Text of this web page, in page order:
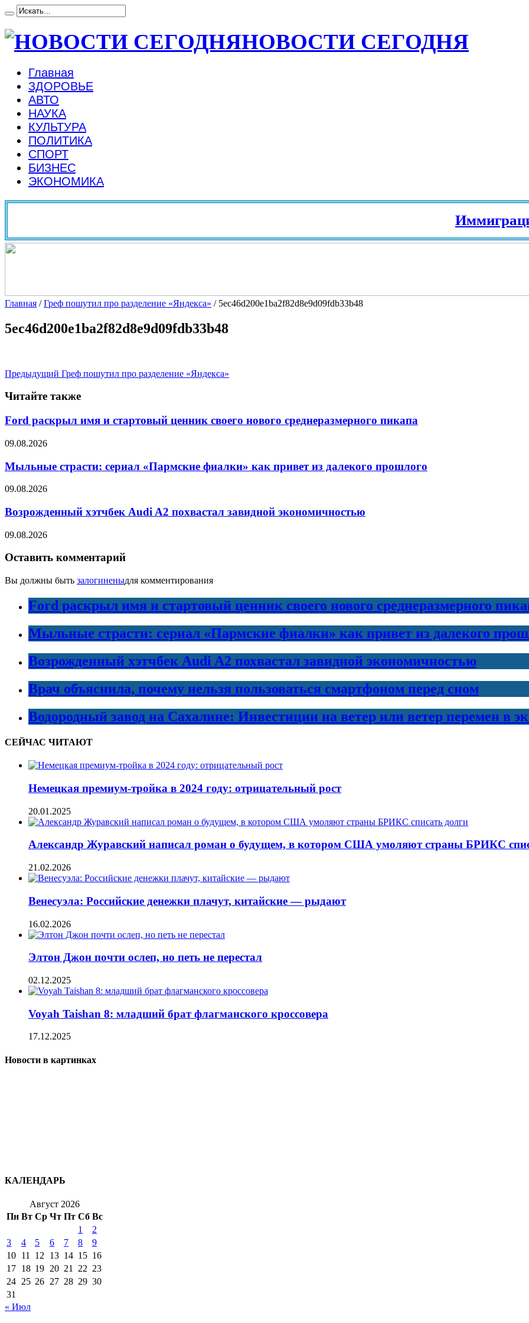
НОВОСТИ СЕГОДНЯ
Главная
ЗДОРОВЬЕ
АВТО
НАУКА
КУЛЬТУРА
ПОЛИТИКА
СПОРТ
БИЗНЕС
ЭКОНОМИКА
Иммиграция
Главная /Греф пошутил про разделение «Яндекса» / 5ec46d200e1ba2f82d8e9d09fdb33b48
5ec46d200e1ba2f82d8e9d09fdb33b48
Предыдущий Греф пошутил про разделение «Яндекса»
Читайте также
Ford раскрыл имя и стартовый ценник своего нового среднеразмерного пикапа
09.08.2026
Мыльные страсти: сериал «Пармские фиалки» как привет из далекого прошлого
09.08.2026
Возрожденный хэтчбек Audi A2 похвастал завидной экономичностью
09.08.2026
Оставить комментарий
Вы должны быть залогиненыдля комментирования
Ford раскрыл имя и стартовый ценник своего нового среднеразмерного
Мыльные страсти: сериал «Пармские фиалки» как привет из далекого
Возрожденный хэтчбек Audi A2 похвастал завидной экономичностью
Врач объяснила, почему нельзя пользоваться смартфоном перед сном
Водородный завод на Сахалине: Инвестиции на ветер или ветер перемен в
СЕЙЧАС ЧИТАЮТ
Немецкая премиум-тройка в 2024 году: отрицательный рост
20.01.2025
Александр Журавский написал роман о будущем, в котором США умоляют страны БРИКС
21.02.2026
Венесуэла: Российские денежки плачут, китайские — рыдают
16.02.2026
Элтон Джон почти ослеп, но петь не перестал
02.12.2025
Voyah Taishan 8: младший брат флагманского кроссовера
17.12.2025
Новости в картинках
КАЛЕНДАРЬ
Август 2026
Пн Вт Ср Чт Пт Сб Вс
1
2
3
4 5 6 7 8
9
10 11 12 13 14 15 16
17 18 19 20 21 22 23
24 25 26 27 28 29 30
31
« Июл